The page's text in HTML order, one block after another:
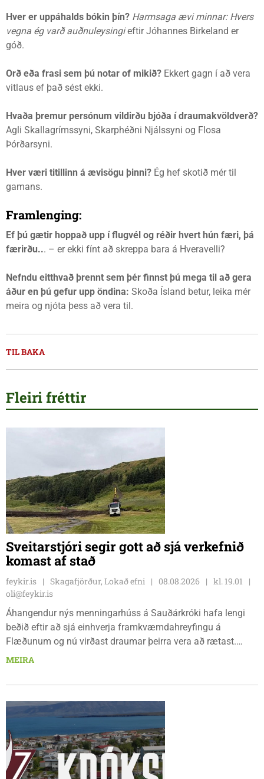
Hver er uppáhalds bókin þín? Harmsaga ævi minnar: Hvers
vegna ég varð auðnuleysingieftir Jóhannes Birkeland er
góð.
Orð eða frasi sem þú notar of mikið? Ekkert gagn í að vera
vitlaus ef það sést ekki.
Hvaða þremur persónum vildirðu bjóða í draumakvöldverð?
Agli Skallagrímssyni, Skarphéðni Njálssyni og Flosa
Þórðarsyni.
Hver væri titillinn á ævisögu þinni? Ég hef skotið mér til
gamans.
Framlenging:
Ef þú gætir hoppað upp í flugvél og réðir hvert hún færi, þá
færirðu... – er ekki fínt að skreppa bara á Hveravelli?
Nefndu eitthvað þrennt sem þér finnst þú mega til að gera
áður en þú gefur upp öndina: Skoða Ísland betur, leika mér
meira og njóta þess að vera til.
TIL BAKA
Fleiri fréttir
Sveitarstjóri segir gott að sjá verkefnið
komast af stað
feykir.is Skagafjörður, Lokað efni 08.08.2026
kl. 19.01
oli@feykir.is
Áhangendur nýs menningarhúss á Sauðárkróki hafa lengi
beðið eftir að sjá einhverja framkvæmdahreyfingu á
Flæðunum og nú virðast draumar þeirra vera að rætast.
Þórður Hansen mætti með tæki og tól og hóf
og sagði Magnús Barðdal sveitarstjóri það vera virkilega
þegar Feykir spurði hann út í málið.
MEIRA